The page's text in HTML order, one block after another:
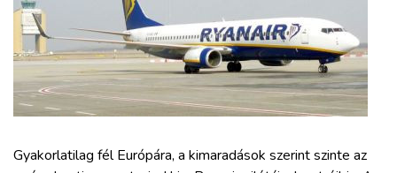
ZÖLDÚT
HAJÓZÁS
Gyakorlatilag fél Európára, a kimaradások szerint szinte az